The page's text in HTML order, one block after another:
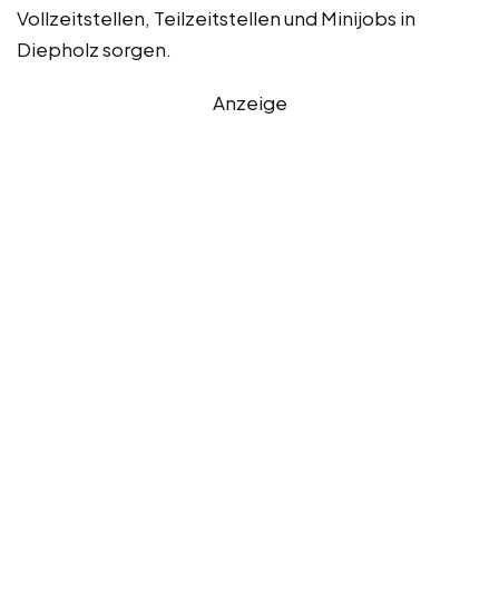
Vollzeitstellen, Teilzeitstellen und Minijobs in
Diepholz sorgen.
Anzeige